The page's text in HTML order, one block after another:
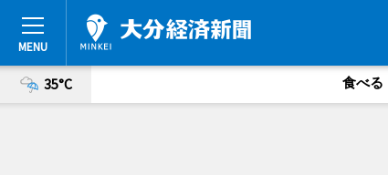
35°C 食べる